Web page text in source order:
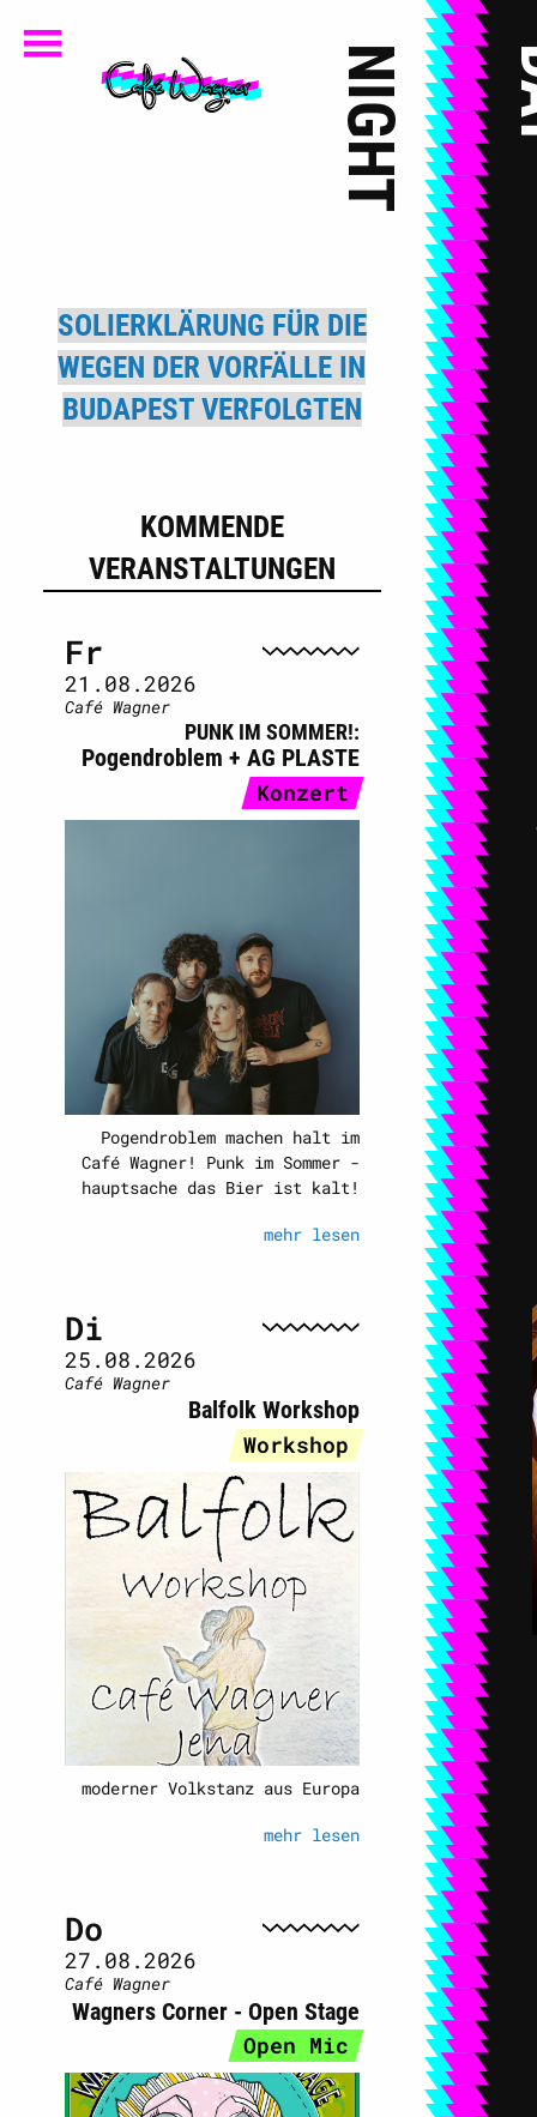
Café Wagner
Jena
NIGHT
SOLIERKLÄRUNG FÜR DIE
WEGEN DER VORFÄLLE IN
BUDAPEST VERFOLGTEN
KOMMENDE
VERANSTALTUNGEN
Fr
21.08.2026
Café Wagner
PUNK IM SOMMER!
Pogendroblem + AG PLASTE
Konzert
Pogendroblem machen halt im
Café Wagner! Punk im Sommer -
hauptsache das Bier ist kalt!
mehr lesen
Di
25.08.2026
Café Wagner
Balfolk Workshop
Workshop
moderner Volkstanz aus Europa
mehr lesen
Do
27.08.2026
Café Wagner
Wagners Corner - Open Stage
Open Mic